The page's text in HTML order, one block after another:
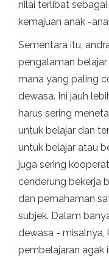
nilai terlibat
kemajuan anak -
Sementara itu,
pengalaman
mana yang paling
dewasa. Ini jauh
harus sering
untuk belajar dan
untuk belajar atau
juga sering
cenderung bekerja
dan pemahaman
subjek. Dalam
dewasa - misalnya,
pembelajaran agak